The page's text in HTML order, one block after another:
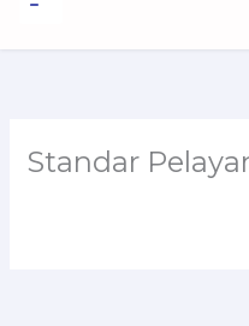
Standar